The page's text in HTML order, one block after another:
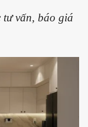
tư vấn, báo giá